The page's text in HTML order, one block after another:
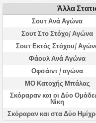
Άλλα
Σουτ Ανά Αγώνα
Σουτ Στο Στόχο/ Αγώνα
Σουτ Εκτός Στόχου/
Φάουλ Ανά Αγώνα
Οφσάιντ / αγώνα
ΜΟ Κατοχής Μπάλας
Σκόραραν και οι Δύο
Νίκη
Σκόραραν και στα Δύο